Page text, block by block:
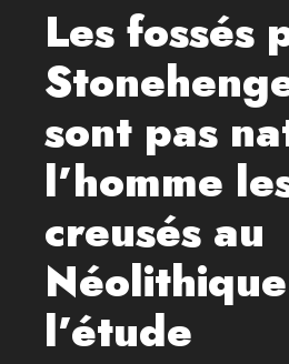
Les fossés
sont pas
l’homme
creusés au
l’étude